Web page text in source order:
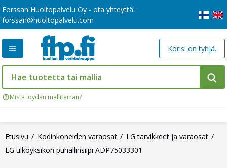
Forssan Huoltopalvelu Oy - ota yhteyttä:
forssan@huoltopalvelu.com
Mistä löydän mallitarran?
Korisi on tyhjä.
Etusivu Kodinkoneiden varaosat
LG tarvikkeet ja varaosat
LG ulkoyksikön puhallinsiipi ADP75033301